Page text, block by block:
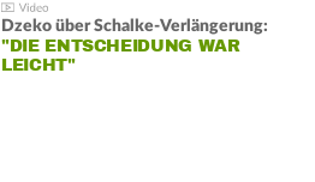
Dzeko über Schalke-Verlängerung:
"DIE ENTSCHEIDUNG WAR
LEICHT"